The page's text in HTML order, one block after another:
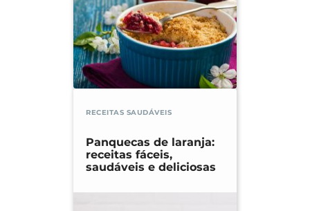
RECEITAS SAUDÁVEIS
Panquecas de laranja:
receitas fáceis,
saudáveis e deliciosas